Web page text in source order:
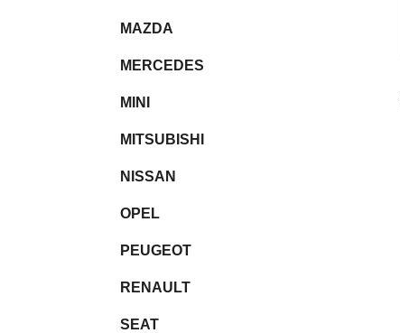
MAZDA
MERCEDES
MINI
MITSUBISHI
NISSAN
OPEL
PEUGEOT
RENAULT
SEAT